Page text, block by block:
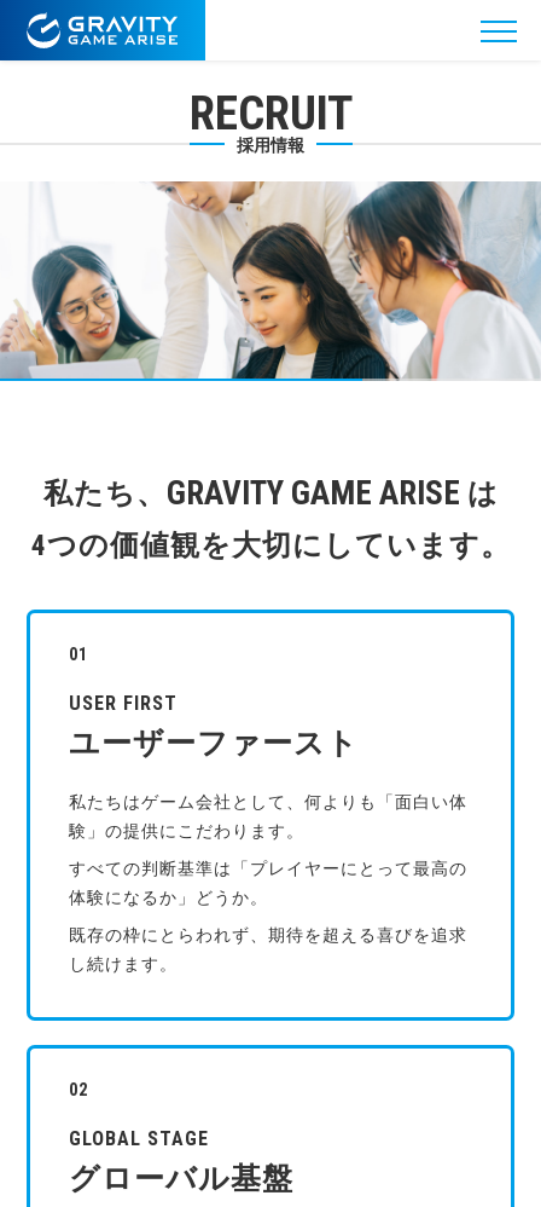
RECRUIT
採用情報
私たち、 GRAVITY GAME ARISE は
4つの価値観を大切にしています。
USER FIRST
ユーザーファースト
私たちはゲーム会社として、何よりも「面白い体
験」の提供にこだわります。
すべての判断基準は「プレイヤーにとって最高の
体験になるか」どうか。
既存の枠にとらわれず、期待を超える喜びを追求
し続けます。
GLOBAL STAGE
グローバル基盤